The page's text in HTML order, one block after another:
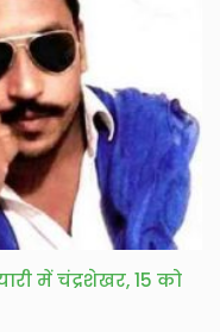
में चंद्रशेखर, 15 को